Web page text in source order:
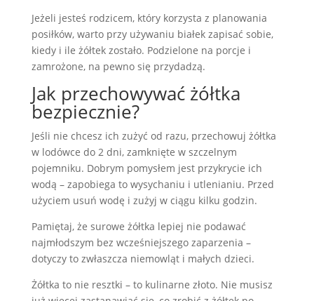
Jeżeli jesteś rodzicem, który korzysta z planowania
posiłków, warto przy używaniu białek zapisać sobie,
kiedy i ile żółtek zostało. Podzielone na porcje i
zamrożone, na pewno się przydadzą.
Jak przechowywać żółtka
bezpiecznie?
Jeśli nie chcesz ich zużyć od razu, przechowuj żółtka
w lodówce do 2 dni, zamknięte w szczelnym
pojemniku. Dobrym pomysłem jest przykrycie ich
wodą – zapobiega to wysychaniu i utlenianiu. Przed
użyciem usuń wodę i zużyj w ciągu kilku godzin.
Pamiętaj, że surowe żółtka lepiej nie podawać
najmłodszym bez wcześniejszego zaparzenia –
dotyczy to zwłaszcza niemowląt i małych dzieci.
Żółtka to nie resztki – to kulinarne złoto. Nie musisz